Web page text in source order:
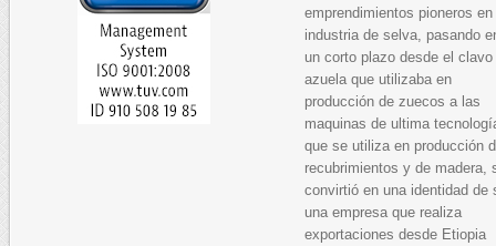
emprendimientos pioneros en
industria de selva, pasando
un corto plazo desde el
azuela que utilizaba en
producción de zuecos a las
maquinas de ultima
que se utiliza en producción
recubrimientos y de madera,
convirtió en una identidad de
una empresa que realiza
exportaciones desde Etiopia